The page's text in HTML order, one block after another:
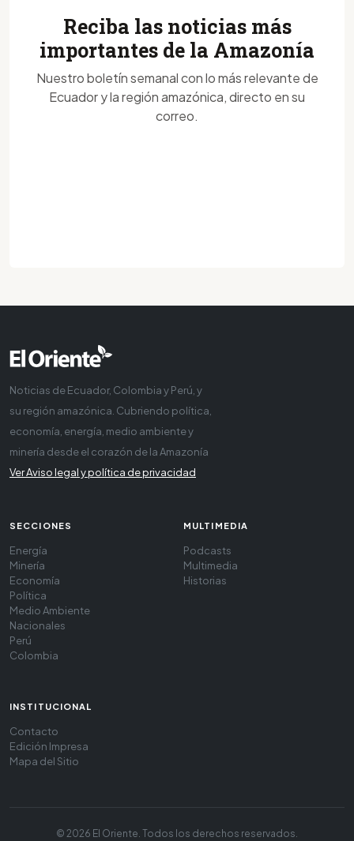
Reciba las noticias más
importantes de la Amazonía
Nuestro boletín semanal con lo más relevante de
Ecuador y la región amazónica, directo en su
correo.
Noticias de Ecuador, Colombia y Perú, y
su región amazónica. Cubriendo política,
economía, energía, medio ambiente y
minería desde el corazón de la Amazonía
Ver Aviso legal y política de privacidad
SECCIONES
Energía
Minería
Economía
Política
Medio Ambiente
Nacionales
Perú
Colombia
MULTIMEDIA
Podcasts
Multimedia
Historias
INSTITUCIONAL
Contacto
Edición Impresa
Mapa del Sitio
© 2026 El Oriente. Todos los derechos reservados.